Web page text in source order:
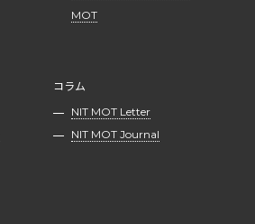
MOT
コラム
NIT MOT Letter
NIT MOT Journal